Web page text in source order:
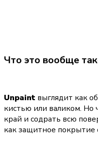
Что это вообще
Unpaint выглядит как
кистью или валиком. Но
край и содрать всю
как защитное покрытие